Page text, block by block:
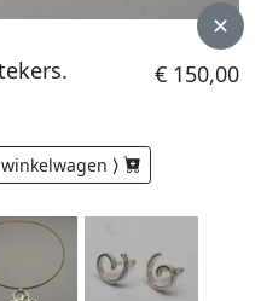
€ 150,00
⟩